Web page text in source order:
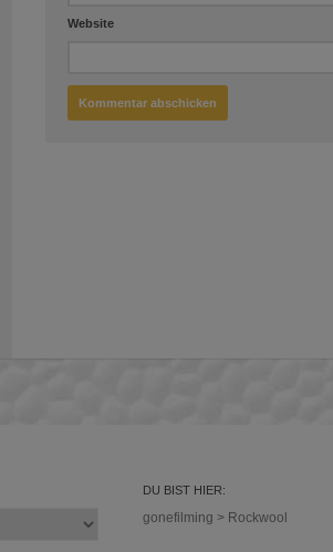
Website
DU BIST HIER:
gonefilming > Rockwool